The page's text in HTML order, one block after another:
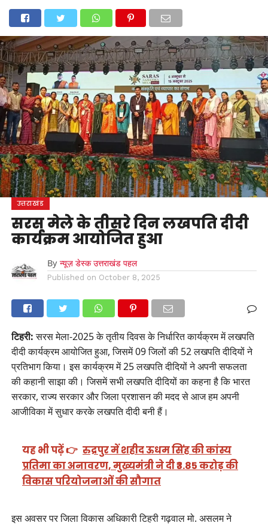
उत्तराखंडअल्मोड़ाउत्तरकाशीउधम सिंह नगर चंपावत चमोलीटिहरी गढ़वाल
देहरादूननैनीतालपिथौरागढ़पौड़ी गढ़वालबागेश्वररुद्रप्रयागहरिद्वारदेशदुनिया
मनोरंजन
उत्तराखंड
सरस मेले के तीसरे दिन लखपति दीदी
कार्यक्रम आयोजित हुआ
By न्यूज़ डेस्क उत्तराखंड पहल
Published on October 8, 2025
टिहरी:सरस मेला-2025 के तृतीय दिवस के निर्धारित कार्यक्रम में लखपति
दीदी कार्यक्रम आयोजित हुआ, जिसमें 09 जिलों की 52 लखपति दीदियों ने
प्रतिभाग किया। इस कार्यक्रम में 25 लखपति दीदियों ने अपनी सफलता
की कहानी साझा की। जिसमें सभी लखपति दीदियों का कहना है कि भारत
सरकार, राज्य सरकार और जिला प्रशासन की मदद से आज हम अपनी
आजीविका में सुधार करके लखपति दीदी बनी हैं।
यह भी पढ़ें 👉 रुद्रपुर में शहीद ऊधम सिंह की कांस्य
प्रतिमा का अनावरण, मुख्यमंत्री ने दी ₹3.85 करोड़ की
विकास परियोजनाओं की सौगात
इस अवसर पर जिला विकास अधिकारी टिहरी गढ़वाल मो. असलम ने